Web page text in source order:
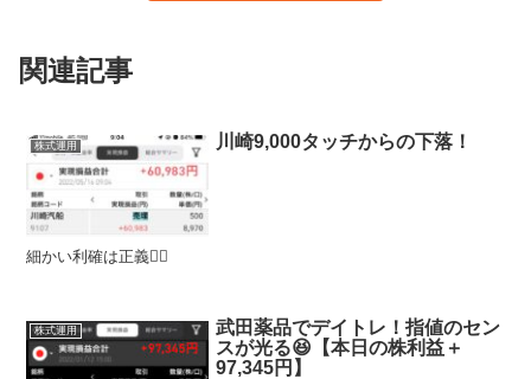
関連記事
株式運用 川崎9,000タッチからの下落！
細かい利確は正義🦸‍♂️
株式運用
武田薬品でデイトレ！指値のセン
スが光る😆【本日の株利益＋
97,345円】